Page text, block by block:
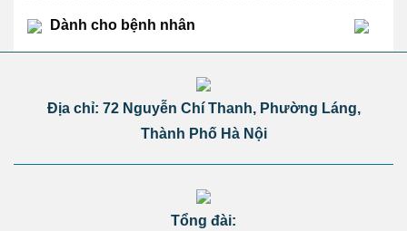
Dành cho bệnh nhân
Địa chỉ: 72 Nguyễn Chí Thanh, Phường Láng,
Thành Phố Hà Nội
Tổng đài: